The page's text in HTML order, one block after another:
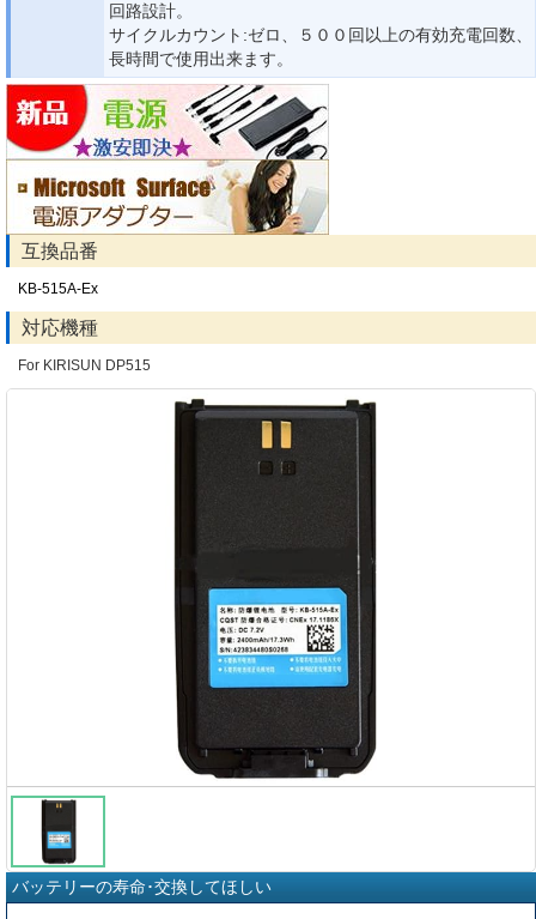
回路設計。
サイクルカウント:ゼロ、５００回以上の有効充電回数、
長時間で使用出来ます。
互換品番
KB-515A-Ex
対応機種
For KIRISUN DP515
バッテリーの寿命･交換してほしい